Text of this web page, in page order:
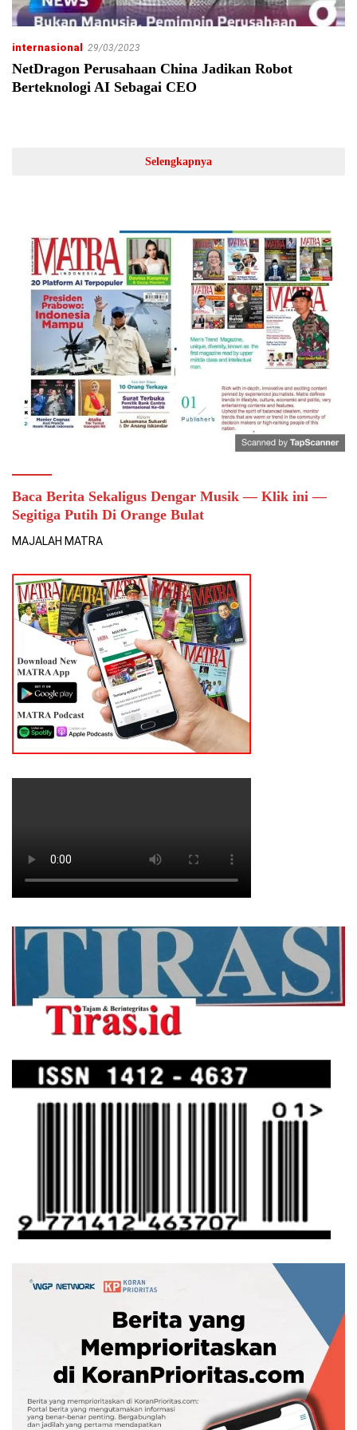
internasional 29/03/2023
NetDragon Perusahaan China Jadikan Robot
Berteknologi AI Sebagai CEO
Selengkapnya
Baca Berita Sekaligus Dengar Musik — Klik ini —
Segitiga Putih Di Orange Bulat
MAJALAH MATRA